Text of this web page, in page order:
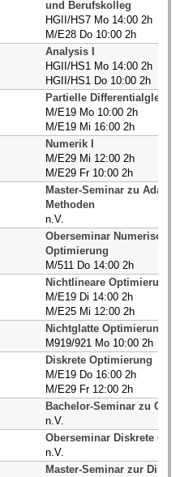
und Berufskolleg
HGII/HS7 Mo 14:00 2h
M/E28 Do 10:00 2h
Analysis I
HGII/HS1 Mo 14:00 2h
HGII/HS1 Do 10:00 2h
Partielle
M/E19 Mo 10:00 2h
M/E19 Mi 16:00 2h
Numerik I
M/E29 Mi 12:00 2h
M/E29 Fr 10:00 2h
Master-Seminar zu
Methoden
n.V.
Oberseminar Numerische
Optimierung
M/511 Do 14:00 2h
Nichtlineare Optimierung
M/E19 Di 14:00 2h
M/E25 Mi 12:00 2h
Nichtglatte Optimierung
M919/921 Mo 10:00 2h
Diskrete Optimierung
M/E19 Do 16:00 2h
M/E29 Fr 12:00 2h
Bachelor-Seminar zu
n.V.
Oberseminar Diskrete
n.V.
Master-Seminar zur